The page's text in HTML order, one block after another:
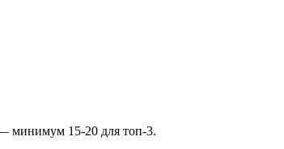
минимум 15-20 для топ-3.